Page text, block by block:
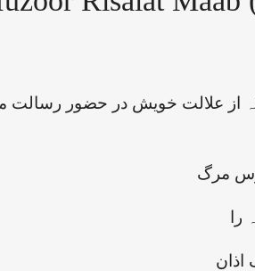
فرمودند کہ از علالت خویش در حضور
ترس مرگ